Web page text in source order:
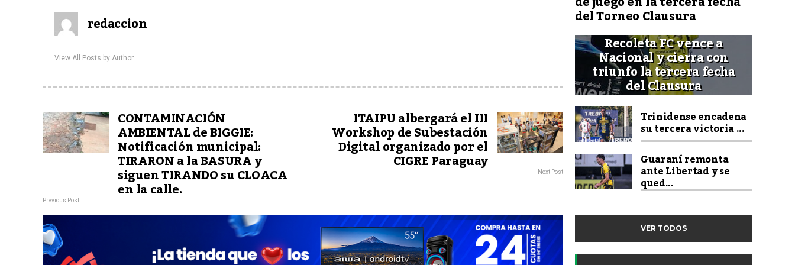
redaccion
View All Posts by Author
CONTAMINACIÓN
AMBIENTAL de BIGGIE:
Notificación municipal:
TIRARON a la BASURA y
siguen TIRANDO su CLOACA
en la calle.
Previous Post
ITAIPU albergará el III
Workshop de Subestación
Digital organizado por el
CIGRE Paraguay Next Post
del Torneo Clausura
Recoleta FC vence a
Nacional y cierra con
triunfo la tercera fecha
del Clausura
Trinidense encadena
su tercera victoria ...
Guaraní remonta
ante Libertad y se
qued...
VER TODOS